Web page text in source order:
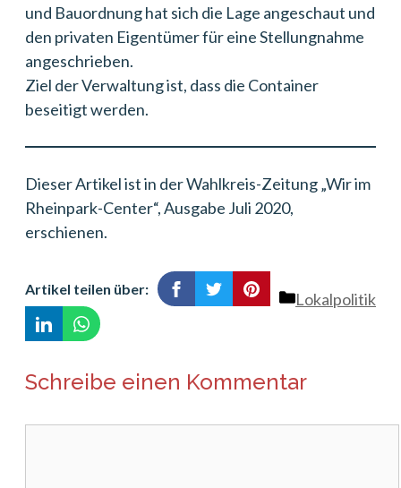
und Bauordnung hat sich die Lage angeschaut und
den privaten Eigentümer für eine Stellungnahme
angeschrieben.
Ziel der Verwaltung ist, dass die Container
beseitigt werden.
Dieser Artikel ist in der Wahlkreis-Zeitung „Wir im
Rheinpark-Center“, Ausgabe Juli 2020,
erschienen.
Kategorien
Lokalpolitik
Artikel teilen über:
Schreibe einen Kommentar